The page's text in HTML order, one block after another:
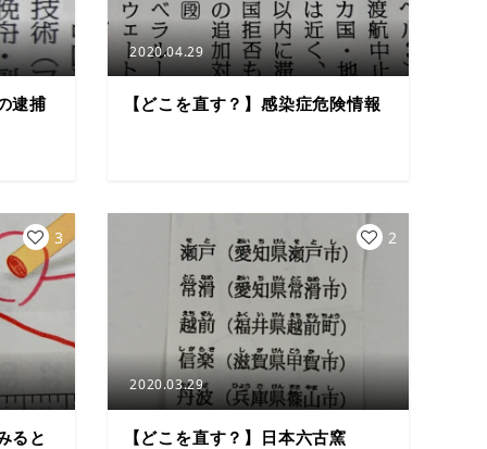
逮捕
2020.04.29
【どこを直す？】感染症危険情報
ると
3
2020.03.29
【どこを直す？】日本六古窯
2